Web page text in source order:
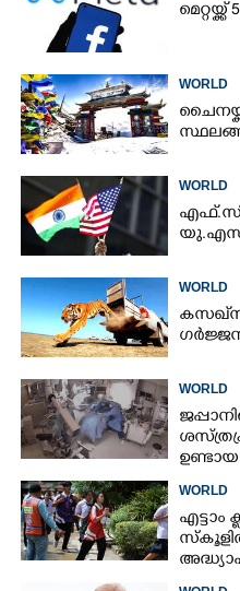
WORLD
WORLD
WORLD
WORLD
പുറത്ത്
WORLD
15